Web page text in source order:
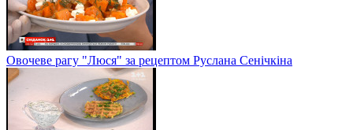
Овочеве рагу "Люся" за рецептом Руслана Сенічкіна